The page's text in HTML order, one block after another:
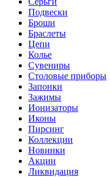
Подвески
Броши
Браслеты
Цепи
Колье
Сувениры
Столовые приборы
Запонки
Зажимы
Ионизаторы
Иконы
Пирсинг
Коллекции
Новинки
Акции
Ликвидация